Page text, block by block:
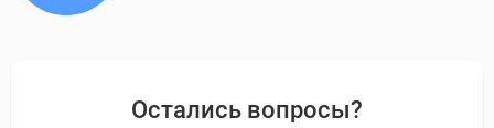
Остались вопросы?